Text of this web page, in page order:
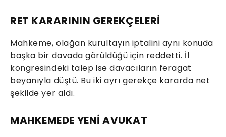
RET KARARININ GEREKÇELERİ
Mahkeme, olağan kurultayın iptalini aynı konuda
başka bir davada görüldüğü için reddetti. İl
kongresindeki talep ise davacıların feragat
beyanıyla düştü. Bu iki ayrı gerekçe kararda net
şekilde yer aldı.
MAHKEMEDE YENİ AVUKAT